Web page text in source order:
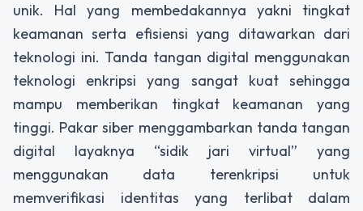
unik. Hal yang membedakannya yakni tingkat
keamanan serta efisiensi yang ditawarkan dari
teknologi ini. Tanda tangan digital menggunakan
teknologi enkripsi yang sangat kuat sehingga
mampu memberikan tingkat keamanan yang
tinggi. Pakar siber menggambarkan tanda tangan
digital layaknya “sidik jari virtual” yang
menggunakan data terenkripsi untuk
memverifikasi identitas yang terlibat dalam